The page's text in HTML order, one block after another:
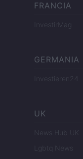
FRANCIA
InvestirMag
GERMANIA
Investieren24
UK
News Hub UK
Lgbtq News